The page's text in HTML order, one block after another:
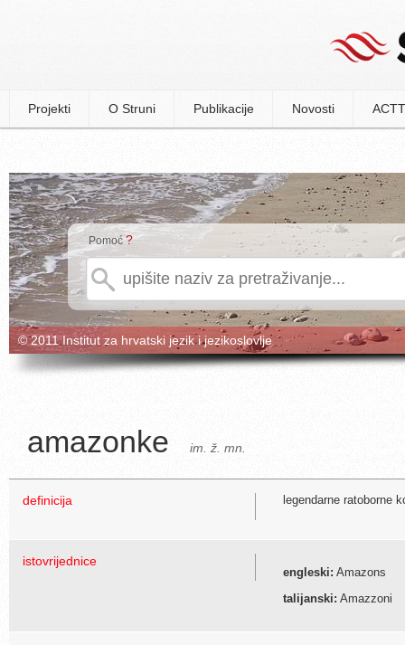
Projekti O Struni Publikacije Novosti
Pomoć?
© 2011 Institut za hrvatski jezik i jezikoslovlje
amazonke im. ž. mn.
definicija legendarne ratoborne
istovrijednice
engleski: Amazons
talijanski: Amazzoni